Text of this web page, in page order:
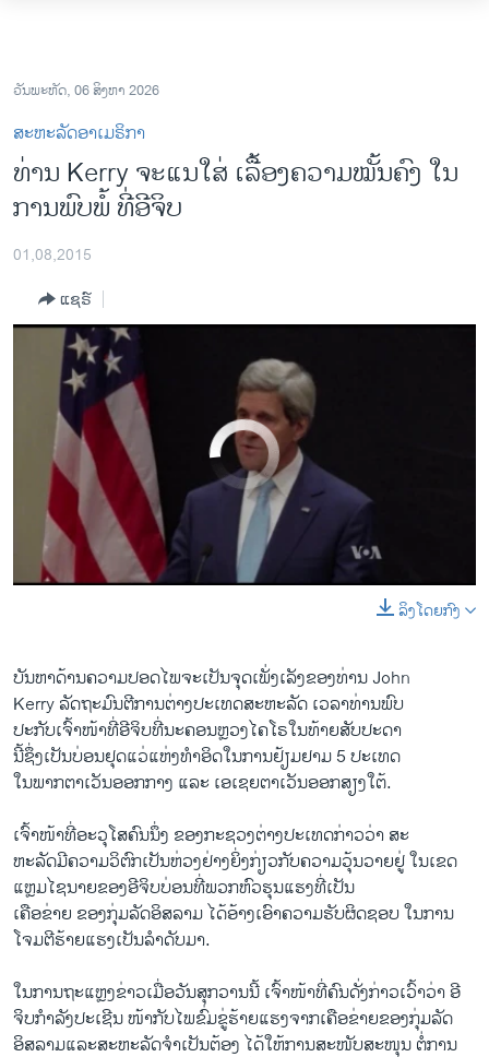
ເຂົ້າ
ຫາ
ຂ້າມ
ຂ້າມ
ຂ້າມ
ຫາ
ລາວ
ອາເມຣິກາ
ການເລືອກຕັ້ງ ປະທານາທີບໍດີ ສະຫະລັດ 2024
ຂ່າວ​ຈີນ
ໂລກ
ອິດສະຫຼະພາບດ້ານການຂ່າວ
ຊີວິດຊາວລາວ
ຊຸມຊົນຊາວລາວ
ວິທະຍາສາດ-ເທັກໂນໂລຈີ
ທຸລະກິດ
ພາສາອັງກິດ
ວີດີໂອ
ລາຍງານ
ພາສາຕ່າງໆ
ວັນພະຫັດ, 06 ສິງຫາ 2026
ສະຫະລັດອາເມຣິກາ
ທ່ານ Kerry ຈະແນໃສ່ ເລື້ອງຄວາມໝັ້ນຄົງ ໃນ
ການພົບພໍ້ ທີ່ອີຈິບ
01,08,2015
ແຊຣ໌
SHARE
No media source currently available
ລິງໂດຍກົງ
ບັນຫາດ້ານຄວາມປອດໄພຈະເປັນຈຸດເພັ່ງເລັງຂອງທ່ານ John
Kerry ລັດຖະມົນຕີການຕ່າງປະເທດສະຫະລັດ ເວລາທ່ານພົບ
ປະກັບເຈົ້າໜ້າທີ່ອີຈິບທີ່ນະຄອນຫຼວງໄຄໂຣໃນທ້າຍສັບປະດາ
ນີ້ຊຶ່ງເປັນບ່ອນຢຸດແວ່ແຫ່ງທຳອິດໃນການຢ້ຽມຢາມ 5 ປະເທດ
ໃນພາກຕາເວັນອອກກາງ ແລະ ເອເຊຍຕາເວັນອອກສຽງໃຕ້.
ເຈົ້າໜ້າທີ່ອະວຸໂສຄົນນຶ່ງ ຂອງກະຊວງຕ່າງປະເທດກ່າວວ່າ ສະ
ຫະລັດມີຄວາມວິຕົກເປັນຫ່ວງຢ່າງຍິ່ງກ່ຽວກັບຄວາມວຸ້ນວາຍຢູ່ ໃນເຂດ
ແຫຼມໄຊນາຍຂອງອີຈິບບ່ອນທີ່ພວກຫົວຮຸນແຮງທີ່ເປັນ
ເຄືອຂ່າຍ ຂອງກຸ່ມລັດອິສລາມ ໄດ້ອ້າງເອົາຄວາມຮັບຜິດຊອບ ໃນການ
ໂຈມຕີຮ້າຍແຮງເປັນລຳດັບມາ.
ໃນການຖະແຫຼງຂ່າວເມື່ອວັນສຸກວານນີ້ ເຈົ້າໜ້າທີ່ຄົນດັ່ງກ່າວເວົ້າວ່າ ອີ
ຈິບກຳລັງປະເຊີນ ໜ້າກັບໄພຂົ່ມຂູ່ຮ້າຍແຮງຈາກເຄືອຂ່າຍຂອງກຸ່ມລັດ
ອິສລາມແລະສະຫະລັດຈຳເປັນຕ້ອງ ໄດ້ໃຫ້ການສະໜັບສະໜຸນ ຕໍ່ການ